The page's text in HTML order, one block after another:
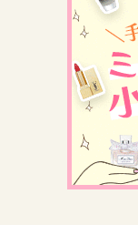
フレグランス
ボディ＆ヘア
ライフスタイル